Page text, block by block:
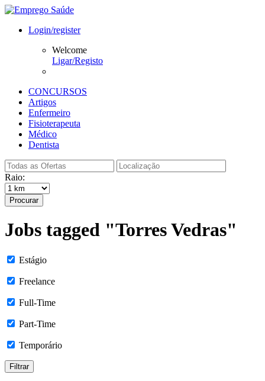
Login/register
Welcome
Ligar/Registo
CONCURSOS
Artigos
Enfermeiro
Fisioterapeuta
Médico
Dentista
Raio:
Procurar
Jobs tagged "Torres Vedras"
Estágio
Freelance
Full-Time
Part-Time
Temporário